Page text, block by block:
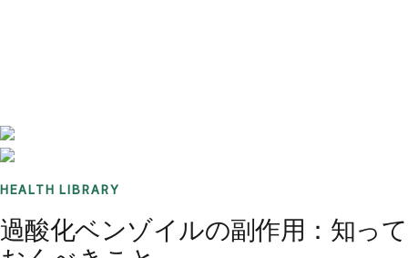
HEALTH LIBRARY
過酸化ベンゾイルの副作用：知って